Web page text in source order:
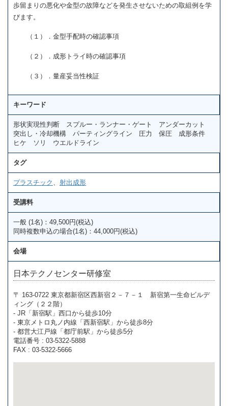
歩留まりの悪化や金型の故障などを発生させないための取組例を学
びます。
（１）．金型手配時の確認事項
（２）．成形トライ時の確認事項
（３）．量産妥当性検証
キーワード
形状実現性判断 スプルー・ランナー・ゲート アンダーカット
突出し・冷却機構 パーティングライン 圧力 保圧 成形条件
ヒケ ソリ ウエルドライン
タグ
プラスチック 射出成形
受講料
一般 (1名)：49,500円(税込)
同時複数申込の場合(1名)：44,000円(税込)
会場
日本テクノセンター研修室
〒 163-0722 東京都新宿区西新宿２－７－１ 新宿第一生命ビルデ
ィング（２２階）
- JR「新宿駅」西口から徒歩10分
- 東京メトロ丸ノ内線「西新宿駅」から徒歩8分
- 都営大江戸線「都庁前駅」から徒歩5分
電話番号 : 03-5322-5888
FAX : 03-5322-5666